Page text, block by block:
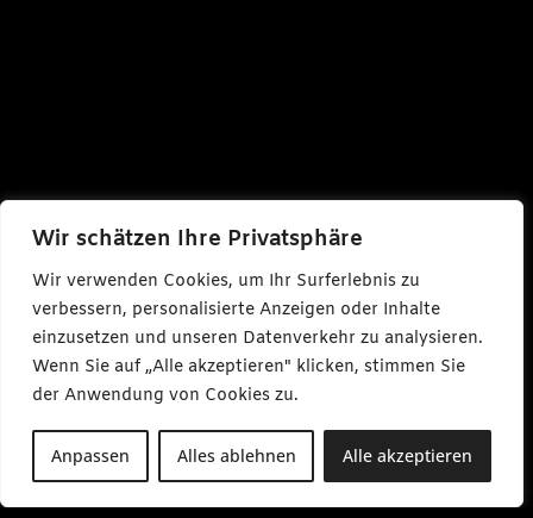
Wir schätzen Ihre Privatsphäre
Wir verwenden Cookies, um Ihr Surferlebnis zu
verbessern, personalisierte Anzeigen oder Inhalte
einzusetzen und unseren Datenverkehr zu analysieren.
Wenn Sie auf „Alle akzeptieren" klicken, stimmen Sie
der Anwendung von Cookies zu.
Anpassen Alles ablehnen Alle akzeptieren